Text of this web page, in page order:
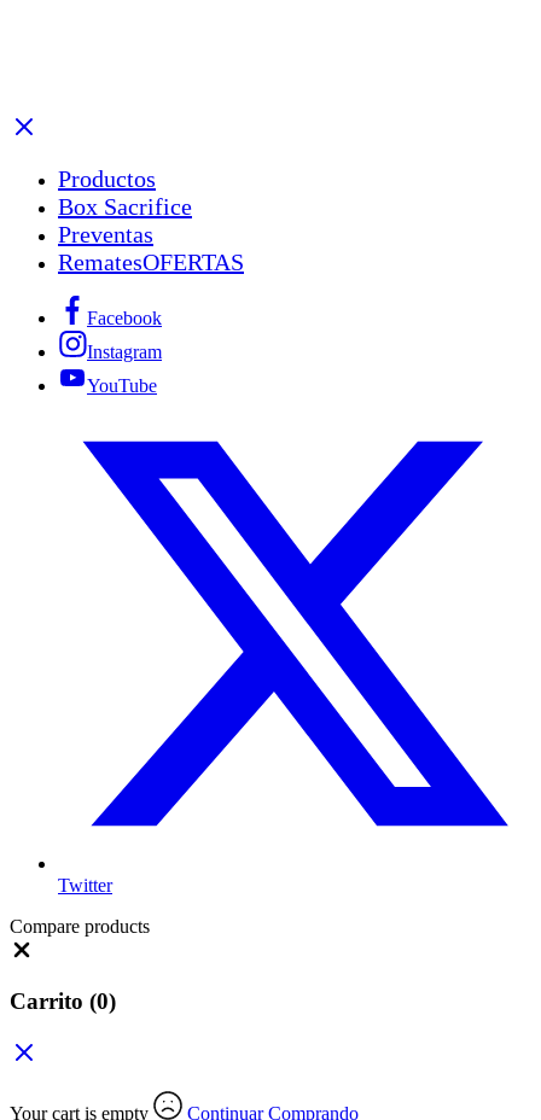
Productos
Box Sacrifice
Preventas
RematesOFERTAS
Facebook
Instagram
YouTube
Twitter
Compare products
Carrito (0)
Your cart is empty Continuar Comprando